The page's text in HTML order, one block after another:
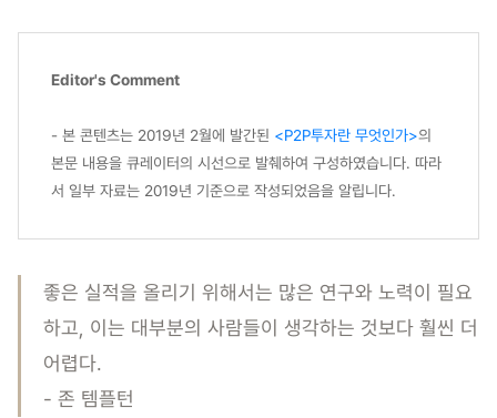
Editor's Comment
- 본 콘텐츠는 2019년 2월에 발간된 <P2P투자란 무엇인가>의
본문 내용을 큐레이터의 시선으로 발췌하여 구성하였습니다. 따라
서 일부 자료는 2019년 기준으로 작성되었음을 알립니다.
좋은 실적을 올리기 위해서는 많은 연구와 노력이 필요
하고, 이는 대부분의 사람들이 생각하는 것보다 훨씬 더
어렵다.
- 존 템플턴